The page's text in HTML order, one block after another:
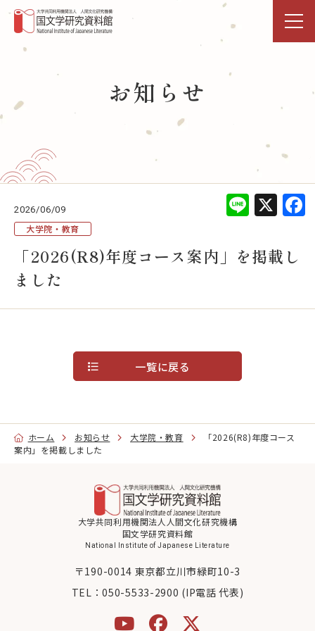
研究活動・共同利用
展示・イベント
図書館
データベース
事業活動
国文研について
古典デジラボ お知らせ
お問い合わせ アクセス
お知らせ
2026/06/09
大学院・教育
Line
X
「2026(R8)年度コース案内」を掲載し
ました
一覧に戻る
ホーム お知らせ 大学院・教育
「2026(R8)年度コース
案内」を掲載しました
大学共同利用機関法人人間文化研究機構
国文学研究資料館
National Institute of Japanese Literature
〒190-0014 東京都立川市緑町10-3
TEL：050-5533-2900 (IP電話 代表)